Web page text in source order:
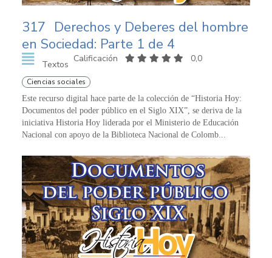
317 Derechos y Deberes del hombre
en Sociedad: Parte 1 de 4
Textos
Calificación 0,0
Ciencias sociales
Este recurso digital hace parte de la colección de “Historia Hoy:
Documentos del poder público en el Siglo XIX”, se deriva de la
iniciativa Historia Hoy liderada por el Ministerio de Educación
Nacional con apoyo de la Biblioteca Nacional de Colomb...